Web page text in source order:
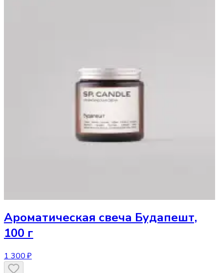
Ароматическая свеча Будапешт,
100 г
1 300 ₽